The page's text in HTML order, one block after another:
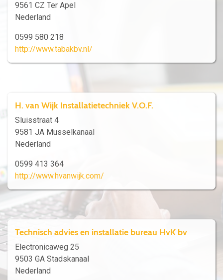
9561 CZ Ter Apel
Nederland
0599 580 218
http://www.tabakbv.nl/
H. van Wijk Installatietechniek V.O.F.
Sluisstraat 4
9581 JA Musselkanaal
Nederland
0599 413 364
http://www.hvanwijk.com/
Technisch advies en installatie bureau HvK bv
Electronicaweg 25
9503 GA Stadskanaal
Nederland